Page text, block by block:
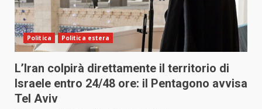
Politica Politica estera
L’Iran colpirà direttamente il territorio di
Israele entro 24/48 ore: il Pentagono avvisa
Tel Aviv